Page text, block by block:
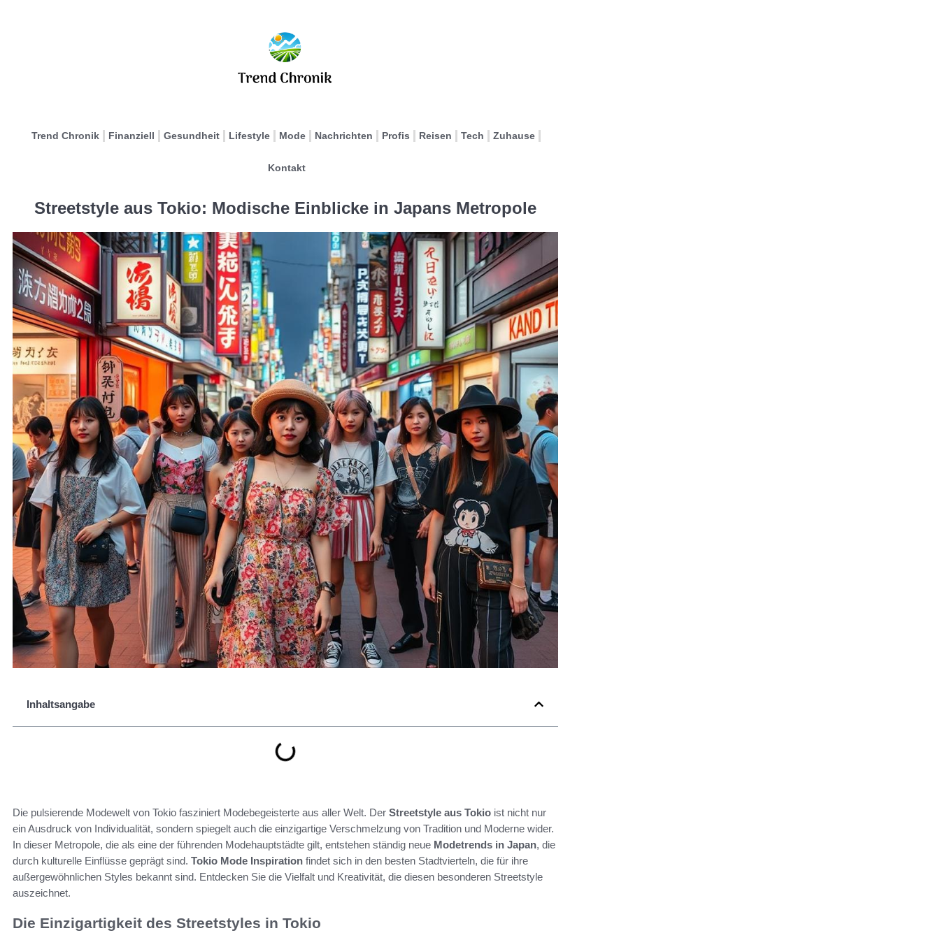
Trend Chronik Finanziell Gesundheit Lifestyle Mode Nachrichten Profis Reisen Tech Zuhause
Kontakt
Streetstyle aus Tokio: Modische Einblicke in Japans Metropole
Inhaltsangabe
Die pulsierende Modewelt von Tokio fasziniert Modebegeisterte aus aller Welt. Der Streetstyle aus Tokio ist nicht nur
ein Ausdruck von Individualität, sondern spiegelt auch die einzigartige Verschmelzung von Tradition und Moderne wider.
In dieser Metropole, die als eine der führenden Modehauptstädte gilt, entstehen ständig neue Modetrends in Japan, die
durch kulturelle Einflüsse geprägt sind. Tokio Mode Inspiration findet sich in den besten Stadtvierteln, die für ihre
außergewöhnlichen Styles bekannt sind. Entdecken Sie die Vielfalt und Kreativität, die diesen besonderen Streetstyle
auszeichnet.
Die Einzigartigkeit des Streetstyles in Tokio